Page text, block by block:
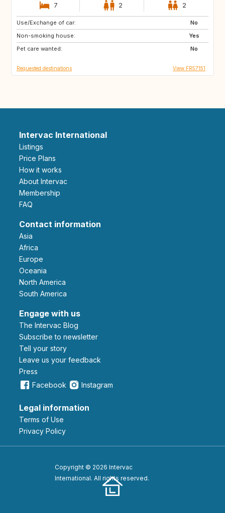
7 2 2
Use/Exchange of car:
No
Non-smoking house:
Yes
Pet care wanted:
No
IE
ES
FI
Requested destinations View FR57151
Intervac International
Listings
Price Plans
How it works
About Intervac
Membership
FAQ
Contact information
Asia
Africa
Europe
Oceania
North America
South America
Engage with us
The Intervac Blog
Subscribe to newsletter
Tell your story
leave us your feedback
Press
Facebook
Instagram
Legal information
Terms of Use
Privacy Policy
Copyright © 2026 Intervac
International. All rights reserved.